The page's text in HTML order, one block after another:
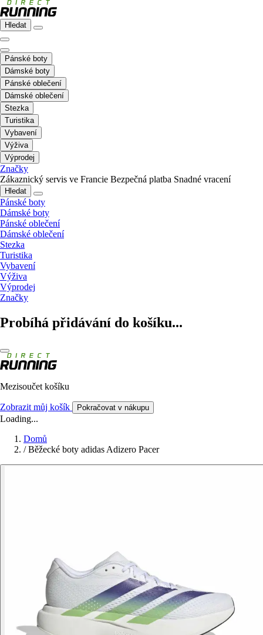
Hledat
Pánské boty
Dámské boty
Pánské oblečení
Dámské oblečení
Stezka
Turistika
Vybavení
Výživa
Výprodej
Značky
Zákaznický servis ve Francie Bezpečná platba Snadné vracení
Hledat
Pánské boty
Dámské boty
Pánské oblečení
Dámské oblečení
Stezka
Turistika
Vybavení
Výživa
Výprodej
Značky
Probíhá přidávání do košíku...
Mezisoučet košíku
Zobrazit můj košík Pokračovat v nákupu
Loading...
Domů
/ Běžecké boty adidas Adizero Pacer